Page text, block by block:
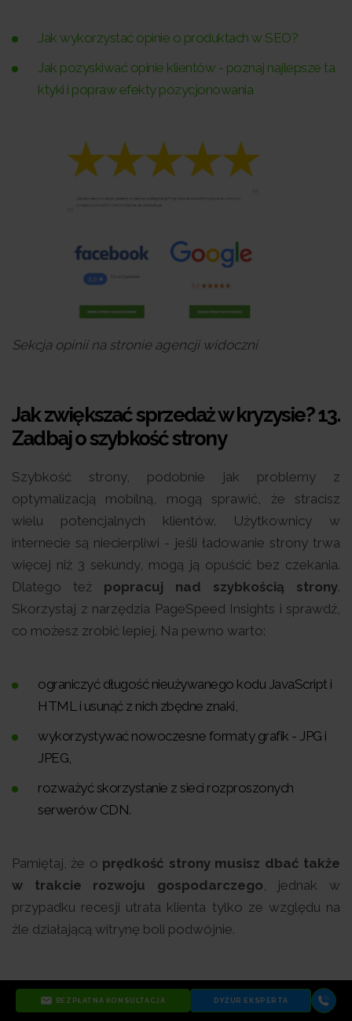
Jak wykorzystać opinie o produktach w SEO?
Jak pozyskiwać opinie klientów - poznaj najlepsze ta
ktyki i popraw efekty pozycjonowania
Sekcja opinii na stronie agencji widoczni
Jak zwiększać sprzedaż w kryzysie? 13.
Zadbaj o szybkość strony
Szybkość strony, podobnie jak problemy z
optymalizacją mobilną, mogą sprawić, że stracisz
wielu potencjalnych klientów. Użytkownicy w
internecie są niecierpliwi - jeśli ładowanie strony trwa
więcej niż 3 sekundy, mogą ją opuścić bez czekania.
Dlatego też popracuj nad szybkością strony.
Skorzystaj z narzędzia PageSpeed Insights i sprawdź,
co możesz zrobić lepiej. Na pewno warto:
ograniczyć długość nieużywanego kodu JavaScript i
HTML i usunąć z nich zbędne znaki,
wykorzystywać nowoczesne formaty grafik - JPG i
JPEG,
rozważyć skorzystanie z sieci rozproszonych
serwerów CDN.
Pamiętaj, że o prędkość strony musisz dbać także
w trakcie rozwoju gospodarczego, jednak w
przypadku recesji utrata klienta tylko ze względu na
źle działającą witrynę boli podwójnie.
Jak zadbać o biznes w trakcie kryzysu?
BEZPŁATNA KONSULTACJA DYŻUR EKSPERTA